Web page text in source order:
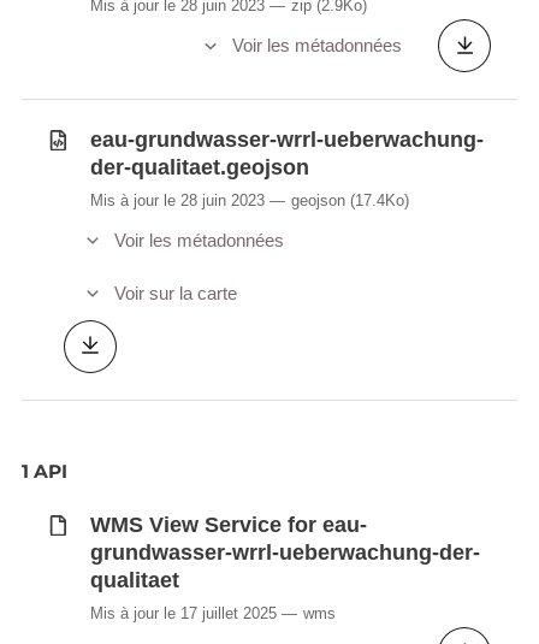
Mis à jour le 28 juin 2023 zip (2.9Ko)
Voir les métadonnées
eau-grundwasser-wrrl-ueberwachung-
der-qualitaet.geojson
Mis à jour le 28 juin 2023 geojson (17.4Ko)
Voir les métadonnées
Voir sur la carte
1 API
WMS View Service for eau-
grundwasser-wrrl-ueberwachung-der-
qualitaet
Mis à jour le 17 juillet 2025 wms